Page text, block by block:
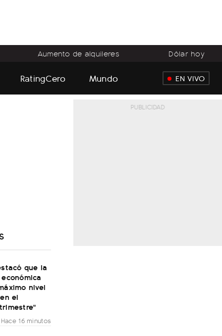
Aumento de alquileres Dólar hoy
RatingCero Mundo EN VIVO
que la
nivel
el
Hace 16 minutos